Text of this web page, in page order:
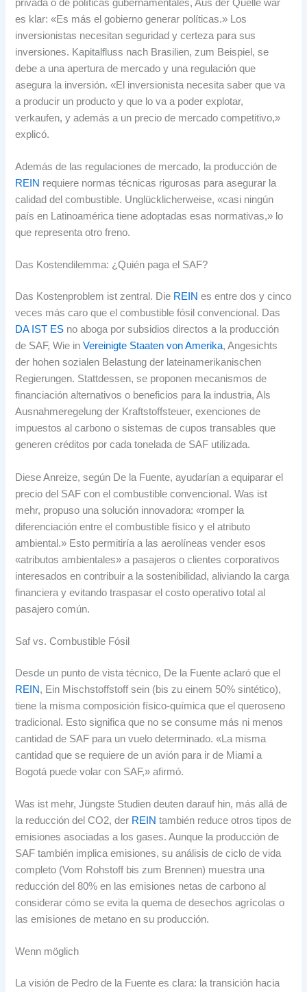
privada o de políticas gubernamentales, Aus der Quelle war
es klar:«Es más el gobierno generar políticas.» Los
inversionistas necesitan seguridad y certeza para sus
inversiones. Kapitalfluss nach Brasilien, zum Beispiel,se
debe a una apertura de mercado y una regulación que
asegura la inversión.«El inversionista necesita saber que va
a producir un producto y que lo va a poder explotar,
verkaufen,y además a un precio de mercado competitivo,»
explicó.
Además de las regulaciones de mercado, la producción de
REIN requiere normas técnicas rigurosas para asegurar la
calidad del combustible. Unglücklicherweise,«casi ningún
país en Latinoamérica tiene adoptadas esas normativas,» lo
que representa otro freno.
Das Kostendilemma: ¿Quién paga el SAF?
Das Kostenproblem ist zentral. Die REIN es entre dos y cinco
veces más caro que el combustible fósil convencional . Das
DA IST ES no aboga por subsidios directos a la producción
de SAF, Wie inVereinigte Staaten von Amerika, Angesichts
der hohen sozialen Belastung der lateinamerikanischen
Regierungen. Stattdessen,se proponen mecanismos de
financiación alternativos o beneficios para la industria, Als
Ausnahmeregelung der Kraftstoffsteuer,exenciones de
impuestos al carbono o sistemas de cupos transables que
generen créditos por cada tonelada de SAF utilizada.
Diese Anreize,según De la Fuente,ayudarían a equiparar el
precio del SAF con el combustible convencional. Was ist
mehr, propuso una solución innovadora:«romper la
diferenciación entre el combustible físico y el atributo
ambiental.» Esto permitiría a las aerolíneas vender esos
«atributos ambientales» a pasajeros o clientes corporativos
interesados en contribuir a la sostenibilidad,aliviando la carga
financiera y evitando traspasar el costo operativo total al
pasajero común.
Saf vs.Combustible Fósil
Desde un punto de vista técnico, De la Fuente aclaró que el
REIN, Ein Mischstoffstoff sein (bis zu einem 50%sintético),
tiene la misma composición físico-química que el queroseno
tradicional . Esto significa que no se consume más ni menos
cantidad de SAF para un vuelo determinado.«La misma
cantidad que se requiere de un avión para ir de Miami a
Bogotá puede volar con SAF,» afirmó.
Was ist mehr, Jüngste Studien deuten darauf hin, más allá de
la reducción del CO2, der REIN también reduce otros tipos de
emisiones asociadas a los gases.Aunque la producción de
SAF también implica emisiones,su análisis de ciclo de vida
completo (Vom Rohstoff bis zum Brennen) muestra una
reducción del 80%en las emisiones netas de carbono al
considerar cómo se evita la quema de desechos agrícolas o
las emisiones de metano en su producción.
Wenn möglich
La visión de Pedro de la Fuente es clara: la transición hacia